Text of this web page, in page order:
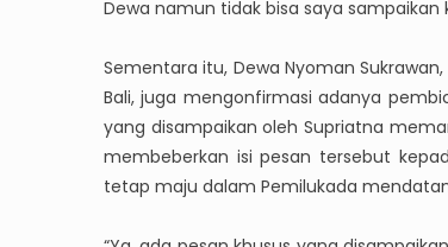
Dewa namun tidak bisa saya sampaikan
Sementara itu, Dewa Nyoman
Bali, juga mengonfirmasi adanya
yang disampaikan oleh Supriatna
membeberkan isi pesan tersebut
tetap maju dalam Pemilukada